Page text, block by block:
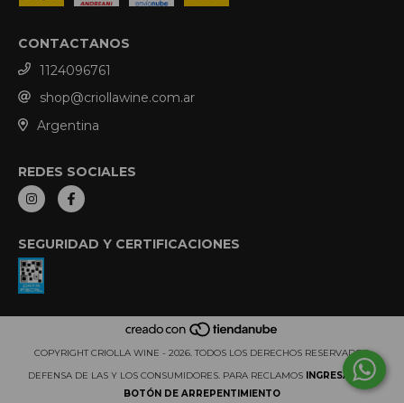
CONTACTANOS
1124096761
shop@criollawine.com.ar
Argentina
REDES SOCIALES
SEGURIDAD Y CERTIFICACIONES
COPYRIGHT CRIOLLA WINE - 2026. TODOS LOS DERECHOS RESERVADOS.
DEFENSA DE LAS Y LOS CONSUMIDORES. PARA RECLAMOS
INGRESÁ ACÁ.
BOTÓN DE ARREPENTIMIENTO